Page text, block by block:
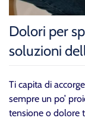
Dolori per
soluzioni
Ti capita di
sempre un po’
tensione o dolore